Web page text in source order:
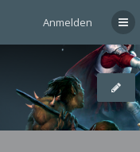
Anmelden